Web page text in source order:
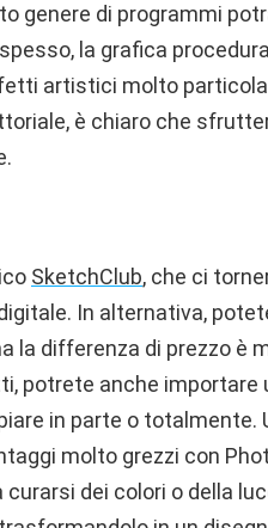
genere di programmi
la grafica
artistici molto
è chiaro che
SketchClub, che ci
In alternativa,
la differenza di prezzo è
potrete anche importare
in parte o totalmente.
molto grezzi con
dei colori o della